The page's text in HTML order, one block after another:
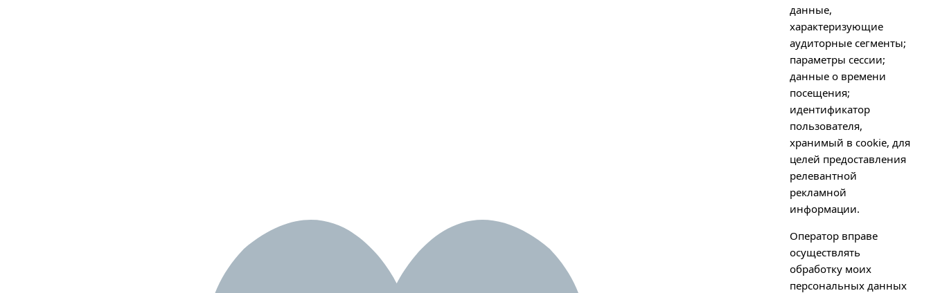
данные,
характеризующие
аудиторные сегменты;
параметры сессии;
данные о времени
посещения;
идентификатор
пользователя,
хранимый в cookie, для
целей предоставления
релевантной
рекламной
информации.
Оператор вправе
осуществлять
обработку моих
персональных данных